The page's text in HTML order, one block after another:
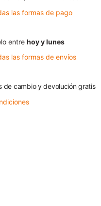
las formas de pago
entre hoy y lunes
las formas de envíos
de cambio y devolución gratis